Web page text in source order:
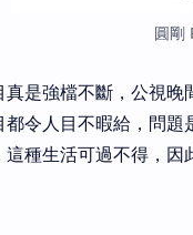
圓剛
是強檔不斷，公視
令人目不暇給，問
種生活可過不得，